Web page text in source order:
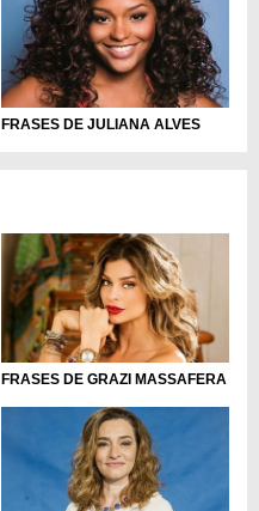
FRASES DE JULIANA ALVES
FRASES DE GRAZI MASSAFERA